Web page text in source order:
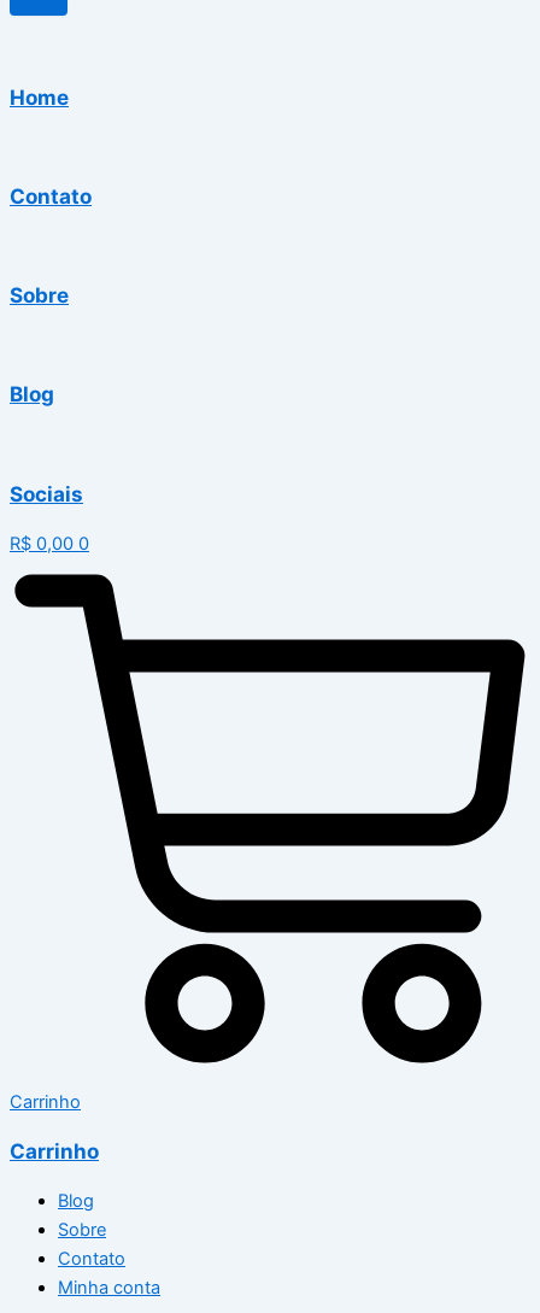
Home
Contato
Sobre
Blog
Sociais
R$ 0,00 0
Carrinho
Carrinho
Blog
Sobre
Contato
Minha conta